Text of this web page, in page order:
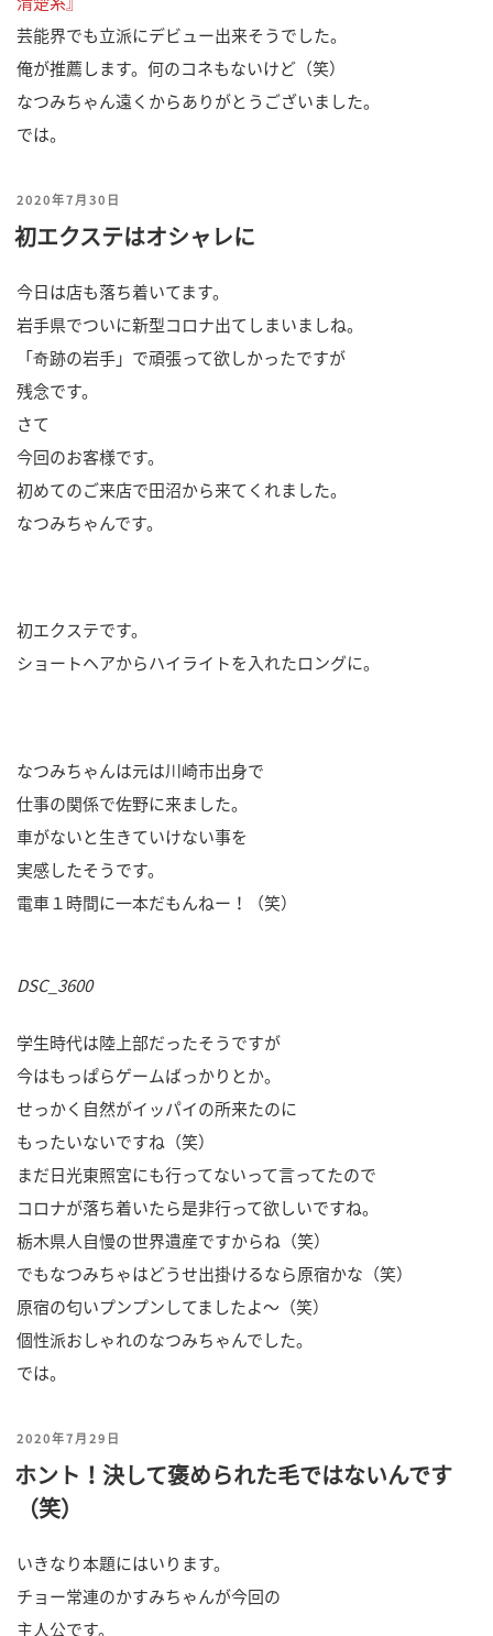
芸能界でも立派にデビュー出来そうでした。
俺が推薦します。何のコネもないけど（笑）
なつみちゃん遠くからありがとうございました。
では。
投
稿
2020年7月30日
初エクステはオシャレに
今日は店も落ち着いてます。
岩手県でついに新型コロナ出てしまいましね。
「奇跡の岩手」で頑張って欲しかったですが
残念です。
さて
今回のお客様です。
初めてのご来店で田沼から来てくれました。
なつみちゃんです。
初エクステです。
ショートヘアからハイライトを入れたロングに。
なつみちゃんは元は川崎市出身で
仕事の関係で佐野に来ました。
車がないと生きていけない事を
実感したそうです。
電車１時間に一本だもんねー！（笑）
DSC_3600
学生時代は陸上部だったそうですが
今はもっぱらゲームばっかりとか。
せっかく自然がイッパイの所来たのに
もったいないですね（笑）
まだ日光東照宮にも行ってないって言ってたので
コロナが落ち着いたら是非行って欲しいですね。
栃木県人自慢の世界遺産ですからね（笑）
でもなつみちゃはどうせ出掛けるなら原宿かな（笑）
原宿の匂いプンプンしてましたよ～（笑）
個性派おしゃれのなつみちゃんでした。
では。
投
稿
日:
2020年7月29日
ホント！決して褒められた毛ではないんです
（笑）
いきなり本題にはいります。
チョー常連のかすみちゃんが今回の
主人公です。